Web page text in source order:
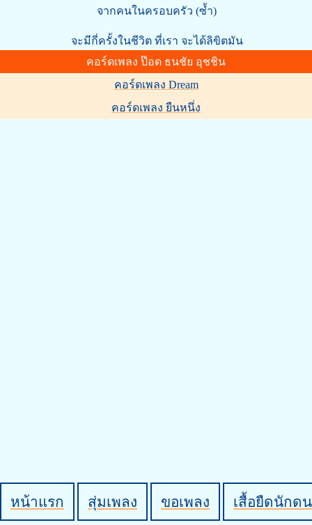
จากคนในครอบครัว (ซ้ำ)
จะมีกี่ครั้งในชีวิต ที่เรา จะได้ลิขิตมัน
คอร์ดเพลง ป๊อด ธนชัย อุชชิน
คอร์ดเพลง Dream
คอร์ดเพลง ยืนหนึ่ง
หน้าแรก สุ่มเพลง ขอเพลง เสื้อยืดนักด